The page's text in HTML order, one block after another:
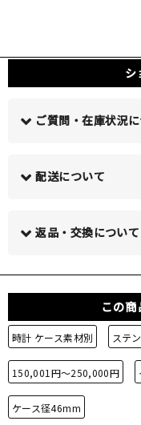
シ
ご質問・在庫状況
配送について
返品・交換について
この
時計 ケース素材別 ステ
150,001円～250,000円
ケース径46mm